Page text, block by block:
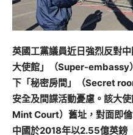
英國工黨議員近日強烈反對
大使館」（Super-embassy
下「秘密房間」（Secret
安全及間諜活動憂慮。該大
Mint Court）舊址，對面即
中國於2018年以2.55億英鎊